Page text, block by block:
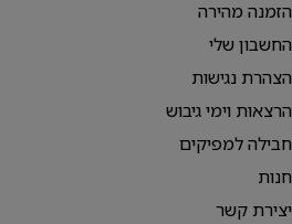
הזמנה מהירה
החשבון שלי
הצהרת נגישות
הרצאות וימי גיבוש
חבילה למפיקים
חנות
יצירת קשר